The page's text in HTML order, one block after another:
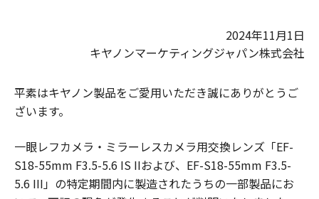
2024年11月1日
キヤノンマーケティングジャパン株式会社
平素はキヤノン製品をご愛用いただき誠にありがとうご
ざいます。
一眼レフカメラ・ミラーレスカメラ用交換レンズ「EF-
S18-55mm F3.5-5.6 IS IIおよび、EF-S18-55mm F3.5-
5.6 III」の特定期間内に製造されたうちの一部製品にお